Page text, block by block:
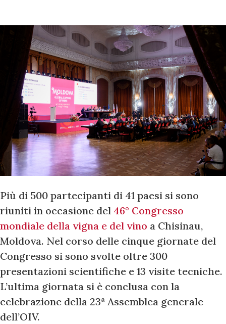
Più di 500 partecipanti di 41 paesi si sono
riuniti in occasione del 46° Congresso
mondiale della vigna e del vino a Chisinau,
Moldova. Nel corso delle cinque giornate del
Congresso si sono svolte oltre 300
presentazioni scientifiche e 13 visite tecniche.
L’ultima giornata si è conclusa con la
celebrazione della 23ª Assemblea generale
dell’OIV.